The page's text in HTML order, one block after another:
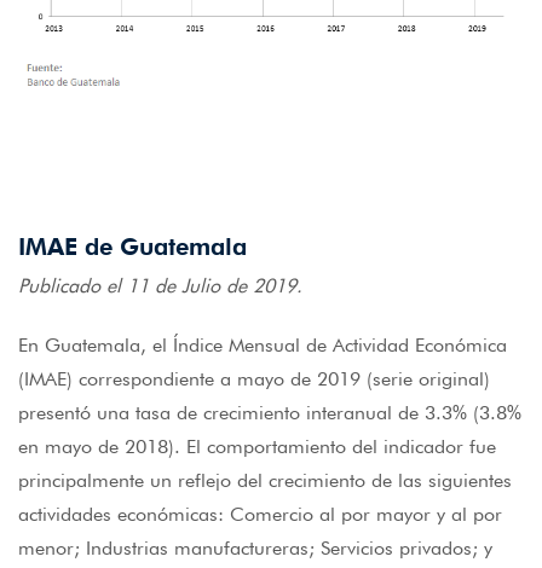
IMAE de Guatemala
Publicado el 11 de Julio de 2019.
En Guatemala, el Índice Mensual de Actividad Económica
(IMAE) correspondiente a mayo de 2019 (serie original)
presentó una tasa de crecimiento interanual de 3.3% (3.8%
en mayo de 2018). El comportamiento del indicador fue
principalmente un reflejo del crecimiento de las siguientes
actividades económicas: Comercio al por mayor y al por
menor; Industrias manufactureras; Servicios privados; y